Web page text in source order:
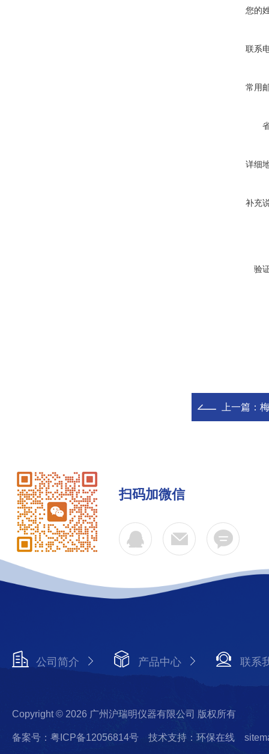
您的
联系
常用
详细
补充
验
上一篇：
扫码加微信
公司简介 产品中心 联系
Copyright © 2026 广州沪瑞明仪器有限公司 版权所有
备案号：粤ICP备12056814号 技术支持：环保在线